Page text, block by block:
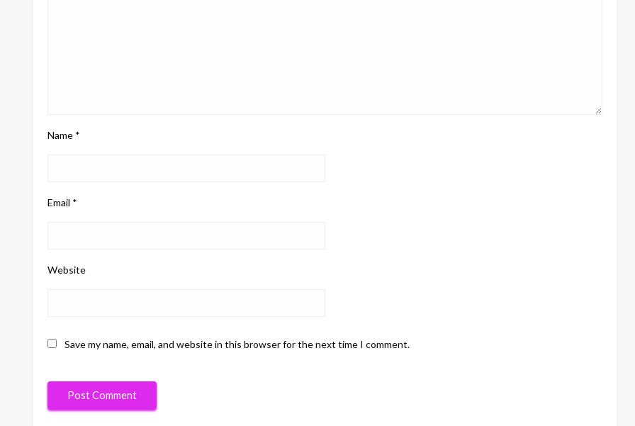
Name *
Email *
Website
Save my name, email, and website in this browser for the next time I comment.